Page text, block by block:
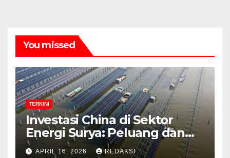
You missed
TERKINI
Investasi China di Sektor
Energi Surya: Peluang dan
Strategi Indonesia?
APRIL 16, 2026 REDAKSI